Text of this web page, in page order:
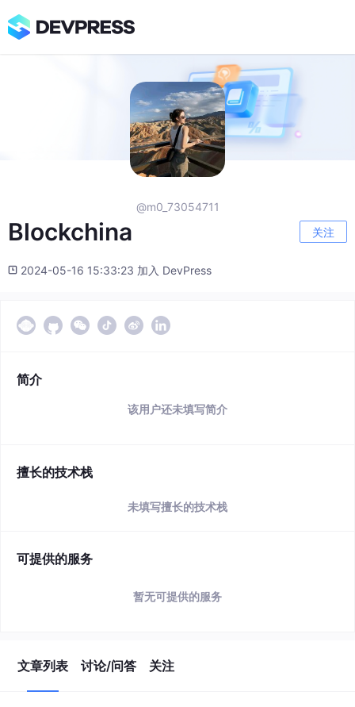
@m0_73054711
Blockchina 关注
2024-05-16 15:33:23 加入 DevPress
简介
该用户还未填写简介
擅长的技术栈
未填写擅长的技术栈
可提供的服务
暂无可提供的服务
文章列表 讨论/问答 关注